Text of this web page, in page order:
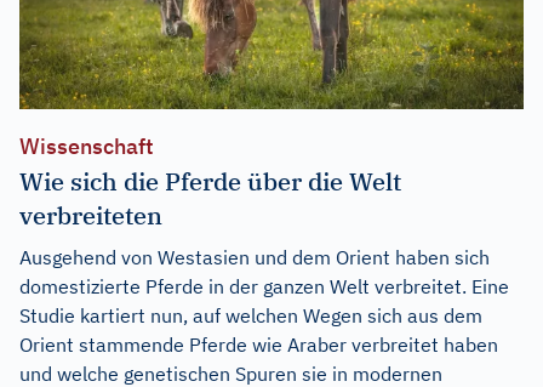
Wissenschaft
Wie sich die Pferde über die Welt
verbreiteten
Ausgehend von Westasien und dem Orient haben sich
domestizierte Pferde in der ganzen Welt verbreitet. Eine
Studie kartiert nun, auf welchen Wegen sich aus dem
Orient stammende Pferde wie Araber verbreitet haben
und welche genetischen Spuren sie in modernen